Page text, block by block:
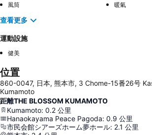
風筒
暖氣
查看更多
運動設施
健美
位置
860-0047, 日本, 熊本市, 3 Chome-15番26号
Kumamoto
距離THE BLOSSOM KUMAMOTO
Kumamoto: 0.2 公里
Hanaokayama Peace Pagoda: 0.9 公里
市民会館シアーズホーム夢ホール: 2.1 公里